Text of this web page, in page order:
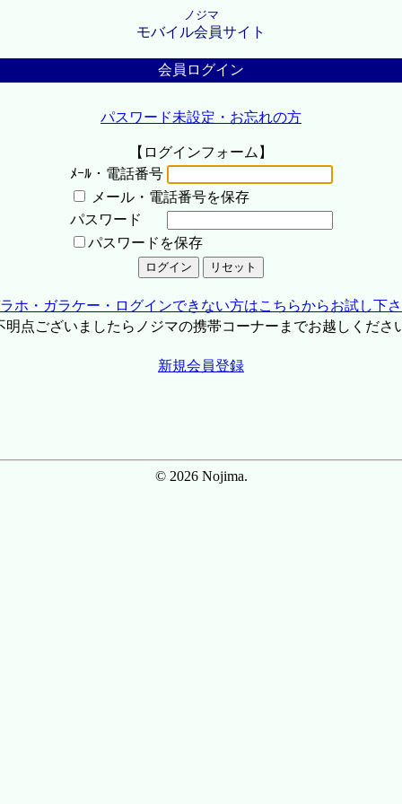
ノジマ
モバイル会員サイト
会員ログイン
パスワード未設定・お忘れの方
【ログインフォーム】
ﾒｰﾙ・電話番号
メール・電話番号を保存
パスワード
パスワードを保存
ホ・ガラケー・ログインできない方はこちらからお試し下
点ございましたらノジマの携帯コーナーまでお越しくださ
新規会員登録
© 2026 Nojima.